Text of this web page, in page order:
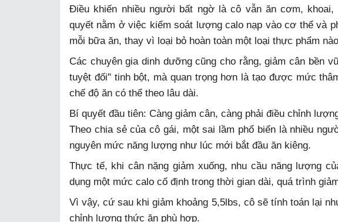
Điều khiến nhiều người bất ngờ là cô vẫn ăn cơm,
quyết nằm ở việc kiểm soát lượng calo nạp vào cơ thể và
mỗi bữa ăn, thay vì loại bỏ hoàn toàn một loại thực phẩm
Các chuyên gia dinh dưỡng cũng cho rằng, giảm cân bền
tuyệt đối" tinh bột, mà quan trọng hơn là tạo được mức
chế độ ăn có thể theo lâu dài.
Bí quyết đầu tiên: Càng giảm cân, càng phải điều chỉnh
Theo chia sẻ của cô gái, một sai lầm phổ biến là nhiều
nguyên mức năng lượng như lúc mới bắt đầu ăn kiêng.
Thực tế, khi cân nặng giảm xuống, nhu cầu năng lượng
dụng một mức calo cố định trong thời gian dài, quá trình
Vì vậy, cứ sau khi giảm khoảng 5,5lbs, cô sẽ tính toán lại
chỉnh lượng thức ăn phù hợp.